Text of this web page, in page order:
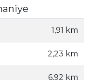
1,91 km
2,23 km
6,92 km